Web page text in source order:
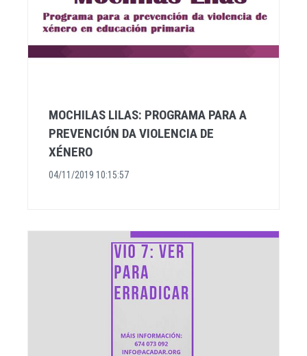
MOCHILAS LILAS: PROGRAMA PARA A
PREVENCIÓN DA VIOLENCIA DE
XÉNERO
04/11/2019 10:15:57